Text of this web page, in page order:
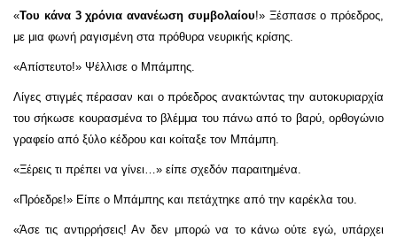
«Του κάνα 3 χρόνια ανανέωση συμβολαίου!» Ξέσπασε ο πρόεδρος,
με μια φωνή ραγισμένη στα πρόθυρα νευρικής κρίσης.
«Απίστευτο!» Ψέλλισε ο Μπάμπης.
Λίγες στιγμές πέρασαν και ο πρόεδρος ανακτώντας την αυτοκυριαρχία
του σήκωσε κουρασμένα το βλέμμα του πάνω από το βαρύ, ορθογώνιο
γραφείο από ξύλο κέδρου και κοίταξε τον Μπάμπη.
«Ξέρεις τι πρέπει να γίνει…» είπε σχεδόν παραιτημένα.
«Πρόεδρε!» Είπε ο Μπάμπης και πετάχτηκε από την καρέκλα του.
«Άσε τις αντιρρήσεις! Αν δεν μπορώ να το κάνω ούτε εγώ, υπάρχει